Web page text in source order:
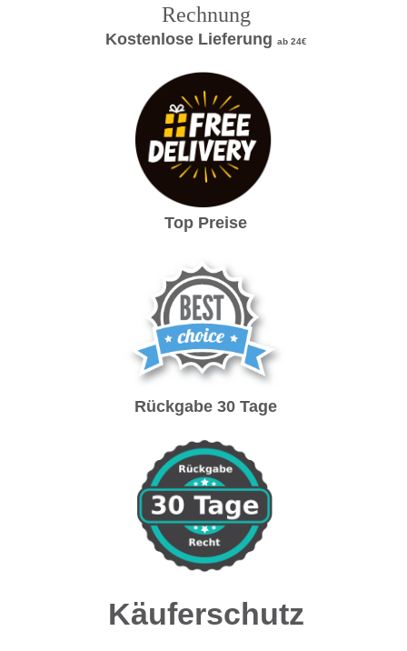
Rechnung
Kostenlose Lieferung ab 24€
Top Preise
Rückgabe 30 Tage
Käuferschutz